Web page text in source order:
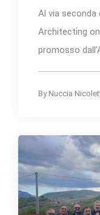
Al via seconda
Architecting on
promosso
By Nuccia